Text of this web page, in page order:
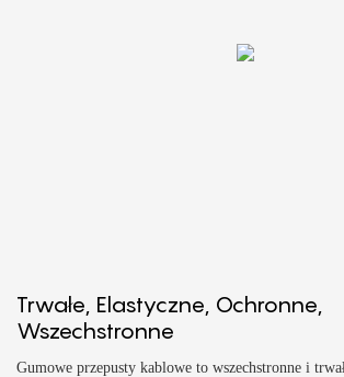
Trwałe, Elastyczne, Ochronne,
Wszechstronne
Gumowe przepusty kablowe to wszechstronne i